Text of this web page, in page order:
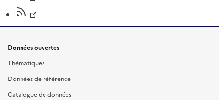
Données ouvertes
Thématiques
Données de référence
Catalogue de données